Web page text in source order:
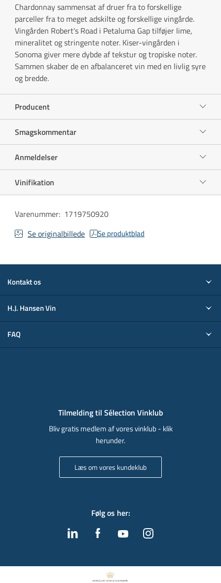
Chardonnay sammensat af druer fra to forskellige
parceller fra to meget adskilte og forskellige vingårde.
Vingården Robert's Road i Petaluma Gap tilføjer lime,
mineralitet og stringente noter. Kiser-vingården i
Sonoma giver mere dybde af tekstur og tropiske noter.
Sammen skaber de en afbalanceret vin med en livlig syre
og bredde.
Producent
Smagskommentar
Anmeldelser
Vinifikation
Varenummer: 1719750920
Se originalbillede
Se produktblad
Kontakt os
H.J. Hansen Vin
FAQ
Tilmelding til Sélection Vinklub
Bliv gratis medlem af vores vinklub - klik
herunder.
Læs om vores kundeklub
Følg os her: